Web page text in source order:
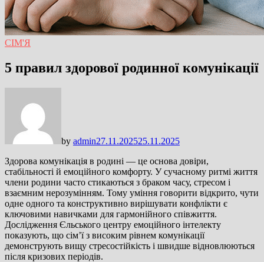
СІМ'Я
5 правил здорової родинної комунікації
by admin27.11.202525.11.2025
Здорова комунікація в родині — це основа довіри,
стабільності й емоційного комфорту. У сучасному ритмі життя
члени родини часто стикаються з браком часу, стресом і
взаємним нерозумінням. Тому уміння говорити відкрито, чути
одне одного та конструктивно вирішувати конфлікти є
ключовими навичками для гармонійного співжиття.
Дослідження Єльського центру емоційного інтелекту
показують, що сім’ї з високим рівнем комунікації
демонструють вищу стресостійкість і швидше відновлюються
після кризових періодів.